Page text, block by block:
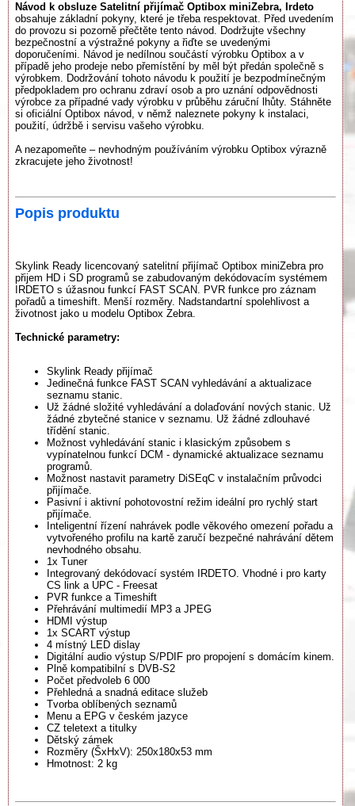
Návod k obsluze Satelitní přijímač Optibox miniZebra, Irdeto
obsahuje základní pokyny, které je třeba respektovat. Před uvedením
do provozu si pozorně přečtěte tento návod. Dodržujte všechny
bezpečnostní a výstražné pokyny a řiďte se uvedenými
doporučeními. Návod je nedílnou součástí výrobku Optibox a v
případě jeho prodeje nebo přemístění by měl být předán společně s
výrobkem. Dodržování tohoto návodu k použití je bezpodmínečným
předpokladem pro ochranu zdraví osob a pro uznání odpovědnosti
výrobce za případné vady výrobku v průběhu záruční lhůty. Stáhněte
si oficiální Optibox návod, v němž naleznete pokyny k instalaci,
použití, údržbě i servisu vašeho výrobku.
A nezapomeňte – nevhodným používáním výrobku Optibox výrazně
zkracujete jeho životnost!
Popis produktu
Skylink Ready licencovaný satelitní přijímač Optibox miniZebra pro
přijem HD i SD programů se zabudovaným dekódovacím systémem
IRDETO s úžasnou funkcí FAST SCAN. PVR funkce pro záznam
pořadů a timeshift. Menší rozměry. Nadstandartní spolehlivost a
životnost jako u modelu Optibox Zebra.
Technické parametry:
Skylink Ready přijímač
Jedinečná funkce FAST SCAN vyhledávání a aktualizace
seznamu stanic.
Už žádné složité vyhledávání a dolaďování nových stanic. Už
žádné zbytečné stanice v seznamu. Už žádné zdlouhavé
třídění stanic.
Možnost vyhledávání stanic i klasickým způsobem s
vypínatelnou funkcí DCM - dynamické aktualizace seznamu
programů.
Možnost nastavit parametry DiSEqC v instalačním průvodci
přijímače.
Pasivní i aktivní pohotovostní režim ideální pro rychlý start
přijímače.
Inteligentní řízení nahrávek podle věkového omezení pořadu a
vytvořeného profilu na kartě zaručí bezpečné nahrávání dětem
nevhodného obsahu.
1x Tuner
Integrovaný dekódovací systém IRDETO. Vhodné i pro karty
CS link a UPC - Freesat
PVR funkce a Timeshift
Přehrávání multimedií MP3 a JPEG
HDMI výstup
1x SCART výstup
4 místný LED dislay
Digitální audio výstup S/PDIF pro propojení s domácím kinem.
Plně kompatibilní s DVB-S2
Počet předvoleb 6 000
Přehledná a snadná editace služeb
Tvorba oblíbených seznamů
Menu a EPG v českém jazyce
CZ teletext a titulky
Dětský zámek
Rozměry (ŠxHxV): 250x180x53 mm
Hmotnost: 2 kg